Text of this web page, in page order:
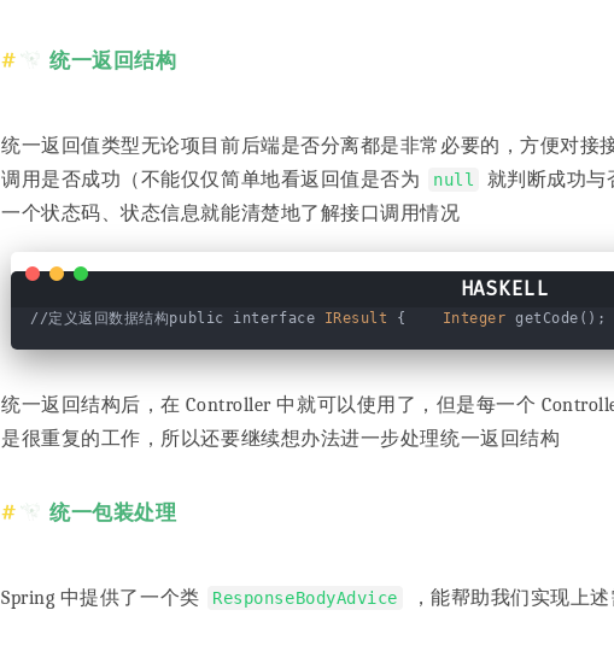
统一返回结构
统一返回值类型无论项目前后端是否分离都是非常必要的，方便对接
调用是否成功（不能仅仅简单地看返回值是否为
null
就判断成功与
一个状态码、状态信息就能清楚地了解接口调用情况
//定义返回数据结构public interface IResult { Integer
统一返回结构后，在 Controller 中就可以使用了，但是每一个
是很重复的工作，所以还要继续想办法进一步处理统一返回结构
统一包装处理
Spring 中提供了一个类 ResponseBodyAdvice ，能帮助我们实现上